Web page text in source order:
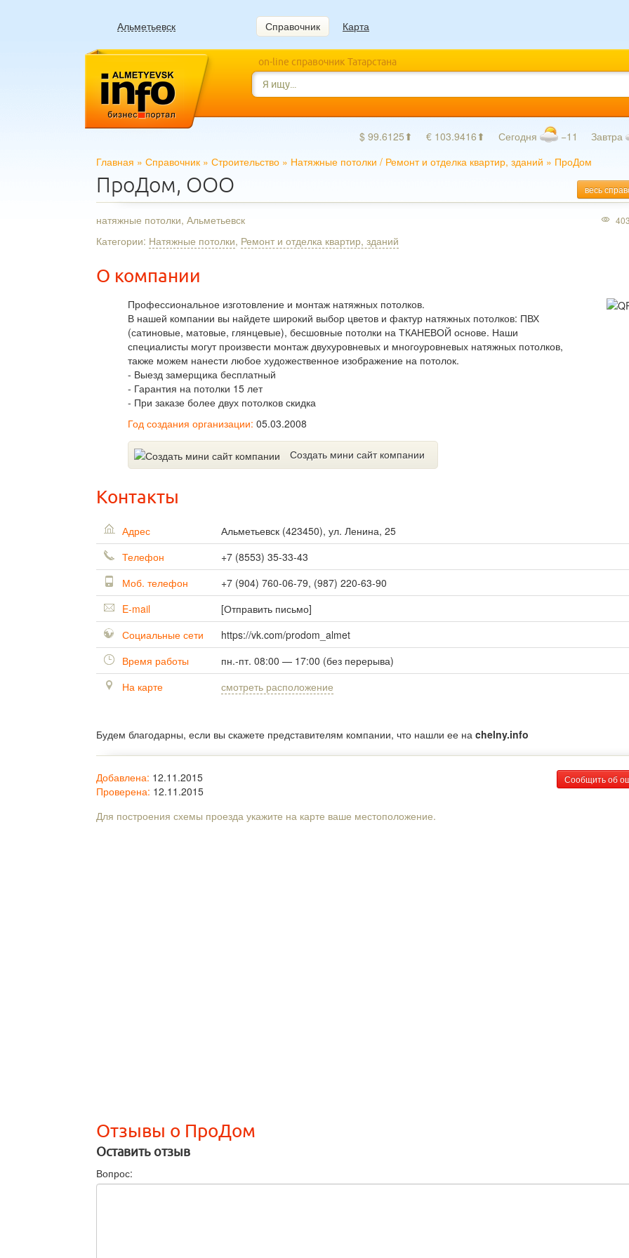
Альметьевск Справочник Карта
on-line справочник Татарстана
$ 99.6125⬆ € 103.9416⬆ Сегодня −11 Завтра
Главная » Справочник » Строительство » Натяжные потолки / Ремонт и отделка квартир, зданий » ПроДом
весь
ПроДом, ООО
натяжные потолки, Альметьевск
Категории: Натяжные потолки, Ремонт и отделка квартир, зданий
О компании
Профессиональное изготовление и монтаж натяжных потолков.
В нашей компании вы найдете широкий выбор цветов и фактур натяжных потолков: ПВХ
(сатиновые, матовые, глянцевые), бесшовные потолки на ТКАНЕВОЙ основе. Наши
специалисты могут произвести монтаж двухуровневых и многоуровневых натяжных потолков,
также можем нанести любое художественное изображение на потолок.
- Выезд замерщика бесплатный
- Гарантия на потолки 15 лет
- При заказе более двух потолков скидка
Год создания организации: 05.03.2008
Создать мини сайт компании
403
Контакты
Адрес Альметьевск (423450), ул. Ленина, 25
Телефон
+7 (8553) 35-33-43
Моб. телефон
+7 (904) 760-06-79, (987) 220-63-90
E-mail
[Отправить письмо]
Социальные сети
https://vk.com/prodom_almet
Время работы
пн.-пт. 08:00 — 17:00 (без перерыва)
На карте
смотреть расположение
Будем благодарны, если вы скажете представителям компании, что нашли ее на chelny.info
Сообщить об
Добавлена: 12.11.2015
Проверена: 12.11.2015
Для построения схемы проезда укажите на карте ваше местоположение.
Отзывы о ПроДом
Оставить отзыв
Вопрос: